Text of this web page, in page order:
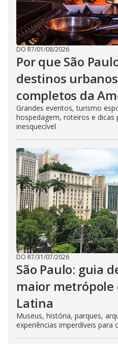
DO R7/01/08/2026
Por que São
destinos
completos da
Grandes eventos, turismo
hospedagem, roteiros e dicas
inesquecível
DO R7/31/07/2026
São Paulo: guia
maior metrópole
Latina
Museus, história, parques,
experiências imperdíveis para